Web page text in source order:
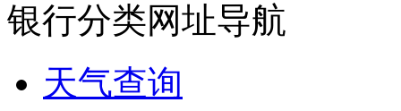
银行分类网址导航
天气查询